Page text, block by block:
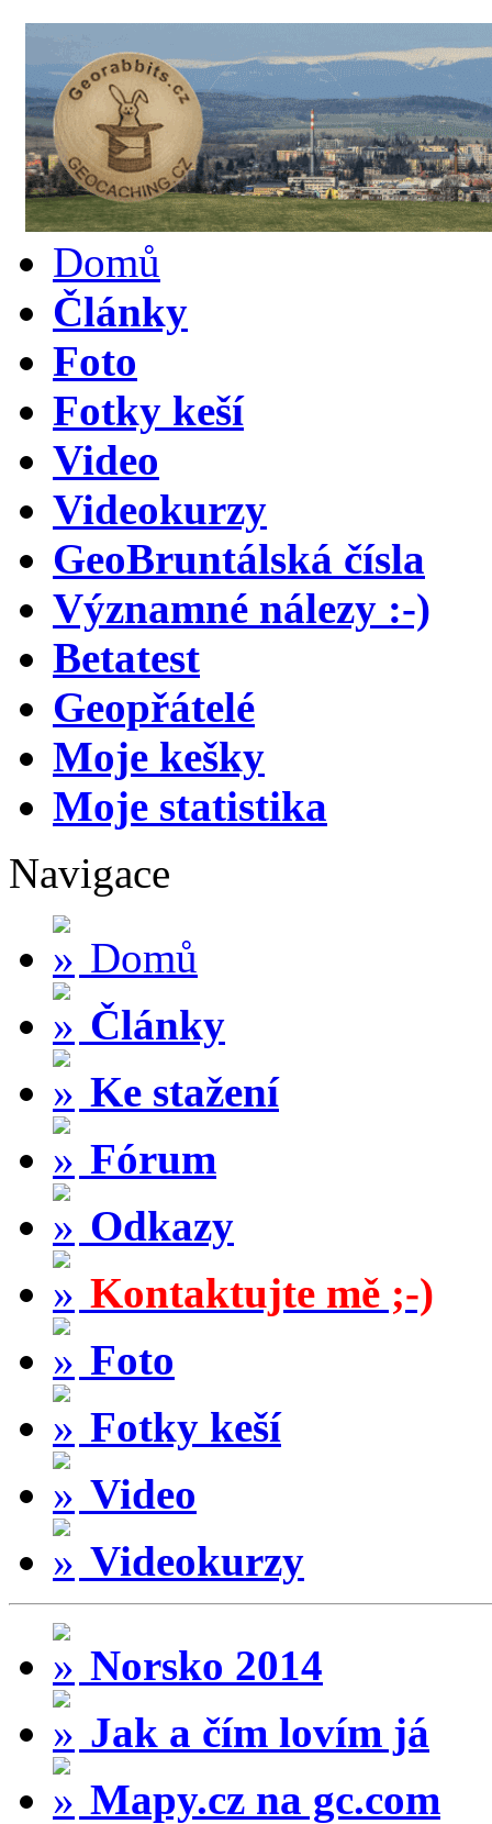
Domů
Články
Foto
Fotky keší
Video
Videokurzy
GeoBruntálská čísla
Významné nálezy :-)
Betatest
Geopřátelé
Moje kešky
Moje statistika
Navigace
Domů
Články
Ke stažení
Fórum
Odkazy
Kontaktujte mě ;-)
Foto
Fotky keší
Video
Videokurzy
Norsko 2014
Jak a čím lovím já
Mapy.cz na gc.com